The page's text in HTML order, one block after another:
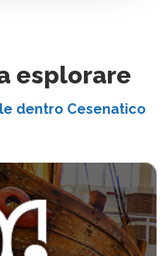
esplorare
dentro Cesenatico